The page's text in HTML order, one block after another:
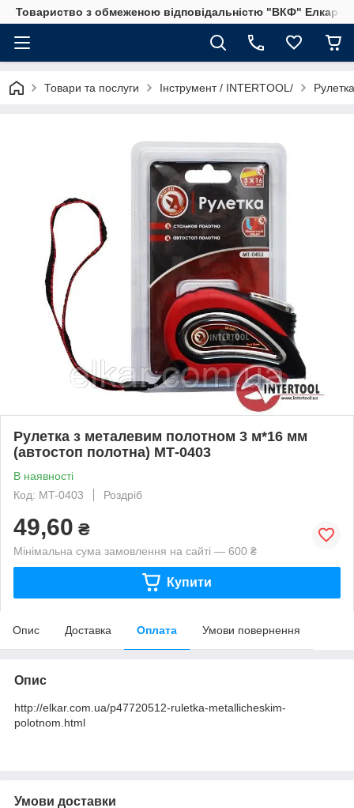
Товариство з обмеженою відповідальністю "ВКФ" Елкар"
Товари та послуги Інструмент / INTERTOOL/
Рулетка з металевим полотном 3 м*16 мм
(автостоп полотна) МТ-0403
В наявності
Код: MT-0403
Роздріб
49,60 ₴
Мінімальна сума замовлення на сайті — 600 ₴
Купити
Опис Доставка Оплата Умови повернення
Опис
http://elkar.com.ua/p47720512-ruletka-metallicheskim-
polotnom.html
Умови доставки